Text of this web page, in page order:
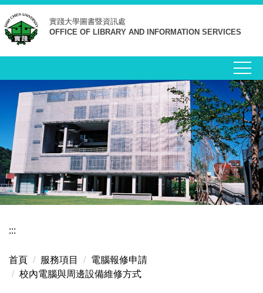
跳
到
主
要
實踐大學圖書暨資訊處
OFFICE OF LIBRARY AND INFORMATION SERVICES
:::
首頁 服務項目
電腦報修申請
校內電腦與周邊設備維修方式